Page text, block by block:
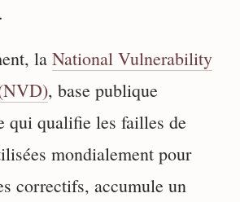
la National Vulnerability
, base publique
qui qualifie les failles de
mondialement pour
correctifs, accumule un